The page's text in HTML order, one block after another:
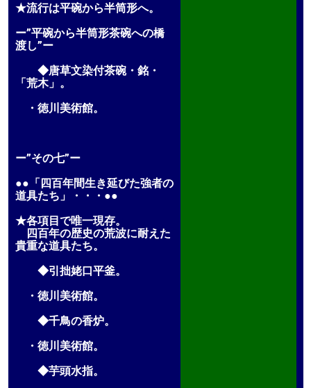
★流行は平碗から半筒形へ。
ー”平碗から半筒形茶碗への橋
渡し”ー
◆唐草文染付茶碗・銘・
「荒木」。
・徳川美術館。
ー”その七”ー
●●「四百年間生き延びた強者の
道具たち」・・・●●
★各項目で唯一現存。
四百年の歴史の荒波に耐えた
貴重な道具たち。
◆引拙姥口平釜。
・徳川美術館。
◆千鳥の香炉。
・徳川美術館。
◆芋頭水指。